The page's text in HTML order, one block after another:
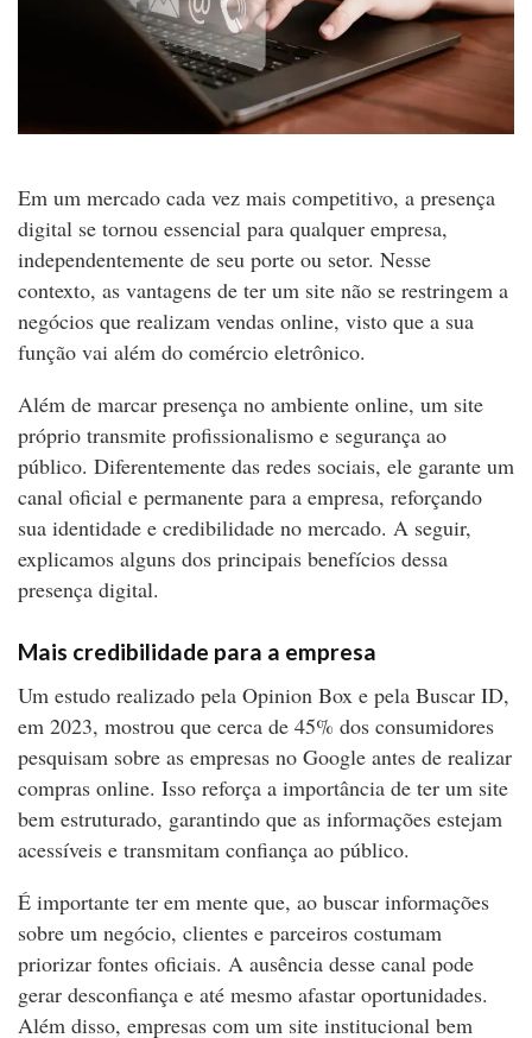
Em um mercado cada vez mais competitivo, a presença
digital se tornou essencial para qualquer empresa,
independentemente de seu porte ou setor. Nesse
contexto, as vantagens de ter um site não se restringem a
negócios que realizam vendas online, visto que a sua
função vai além do comércio eletrônico.
Além de marcar presença no ambiente online, um site
próprio transmite profissionalismo e segurança ao
público. Diferentemente das redes sociais, ele garante um
canal oficial e permanente para a empresa, reforçando
sua identidade e credibilidade no mercado. A seguir,
explicamos alguns dos principais benefícios dessa
presença digital.
Mais credibilidade para a empresa
Um estudo realizado pela Opinion Box e pela Buscar ID,
em 2023, mostrou que cerca de 45% dos consumidores
pesquisam sobre as empresas no Google antes de realizar
compras online. Isso reforça a importância de ter um site
bem estruturado, garantindo que as informações estejam
acessíveis e transmitam confiança ao público.
É importante ter em mente que, ao buscar informações
sobre um negócio, clientes e parceiros costumam
priorizar fontes oficiais. A ausência desse canal pode
gerar desconfiança e até mesmo afastar oportunidades.
Além disso, empresas com um site institucional bem